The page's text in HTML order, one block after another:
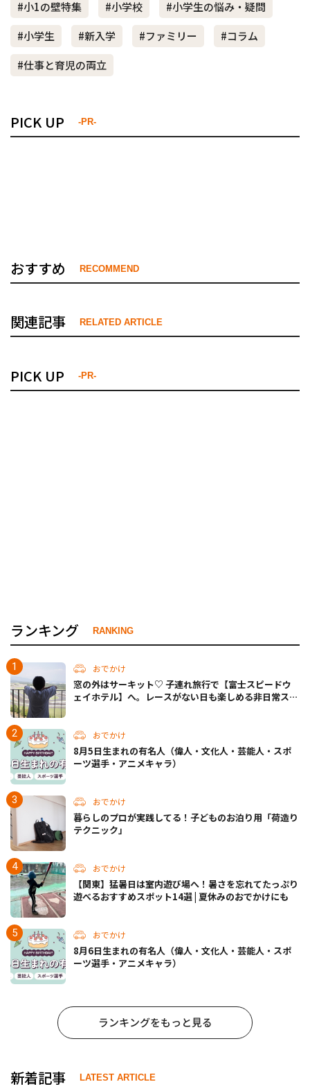
#小1の壁特集 #小学校
#小学生の悩み・疑問
#小学生
#新入学 #ファミリー
#コラム
#仕事と育児の両立
PICK UP -PR-
おすすめ RECOMMEND
関連記事 RELATED ARTICLE
PICK UP -PR-
ランキング RANKING
おでかけ
窓の外はサーキット♡ 子連れ旅行で【富士スピードウ
ェイホテル】へ。レースがない日も楽しめる非日常ステ
おでかけ
8月5日生まれの有名人（偉人・文化人・芸能人・スポ
ーツ選手・アニメキャラ）
おでかけ
暮らしのプロが実践してる！子どものお泊り用「荷造り
テクニック」
おでかけ
【関東】猛暑日は室内遊び場へ！暑さを忘れてたっぷり
遊べるおすすめスポット14選 | 夏休みのおでかけにも
おでかけ
8月6日生まれの有名人（偉人・文化人・芸能人・スポ
ーツ選手・アニメキャラ）
ランキングをもっと見る
新着記事 LATEST ARTICLE